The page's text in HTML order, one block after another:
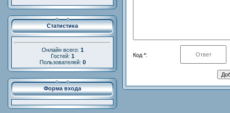
Статистика
Онлайн всего: 1
Гостей: 1
Пользователей: 0
Форма входа
Код *: